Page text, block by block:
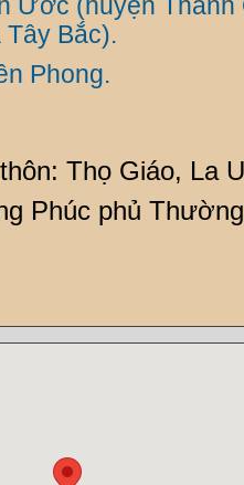
Ước (huyện
Bắc).
Phong.
Thọ Giáo, La
Phúc phủ